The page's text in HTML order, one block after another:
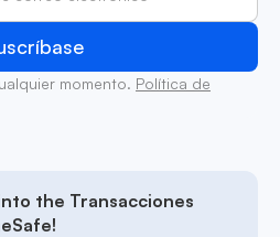
momento. Política de
the Transacciones